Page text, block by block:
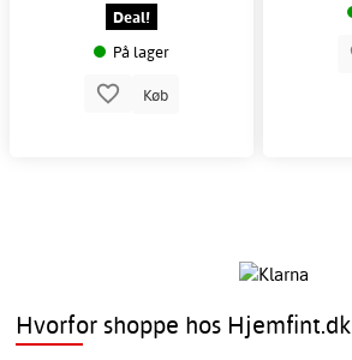
Deal!
På lager
Køb
Hvorfor shoppe hos Hjemfint.dk